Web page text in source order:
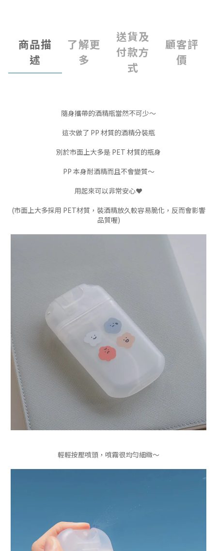
商品描
述
了解更
多
送貨及
付款方
式
顧客評
價
隨身攜帶的酒精瓶當然不可少～
這次做了 PP 材質的酒精分裝瓶
別於市面上大多是 PET 材質的瓶身
PP 本身耐酒精而且不會變質～
用起來可以非常安心❤️
(市面上大多採用 PET材質，裝酒精放久較容易脆化，反而會影響
品質喔)
輕輕按壓噴頭，噴霧很均勻細緻～